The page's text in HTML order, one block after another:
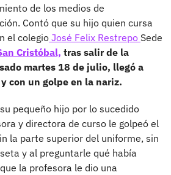
de los medios de
Contó que su hijo quien cursa
el colegioJosé Felix Restrepo Sede
Cristóbal, tras salir de la
martes 18 de julio, llegó a
con un golpe en la nariz.
pequeño hijo por lo sucedido
y directora de curso le golpeó el
la parte superior del uniforme, sin
y al preguntarle qué había
la profesora le dio una